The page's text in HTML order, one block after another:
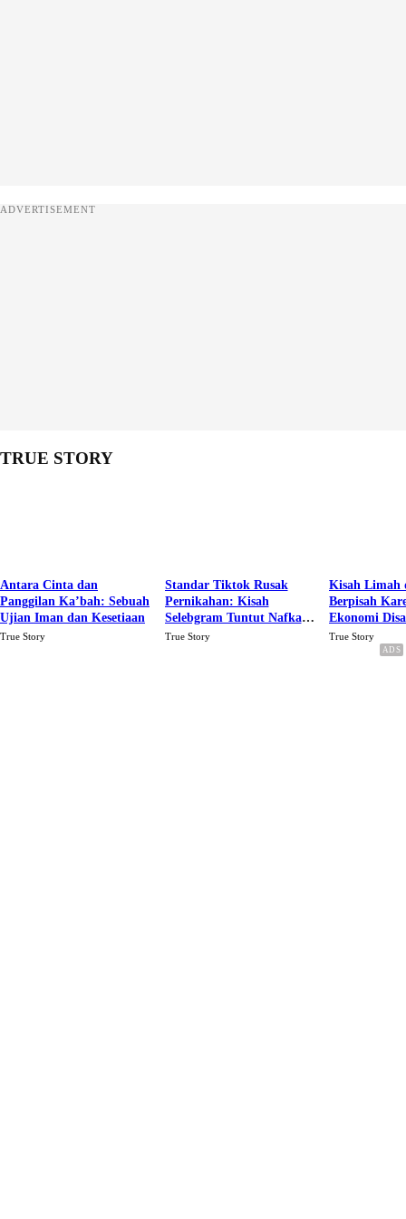
ADVERTISEMENT
TRUE STORY
Antara Cinta dan
Panggilan Ka’bah: Sebuah
Ujian Iman dan Kesetiaan
True Story
Standar Tiktok Rusak
Pernikahan: Kisah
Selebgram Tuntut Nafkah
Rp.15 Juta Perbulan
True Story
Kisah Limah
Berpisah
Ekonomi
Karena Cinta
True Story